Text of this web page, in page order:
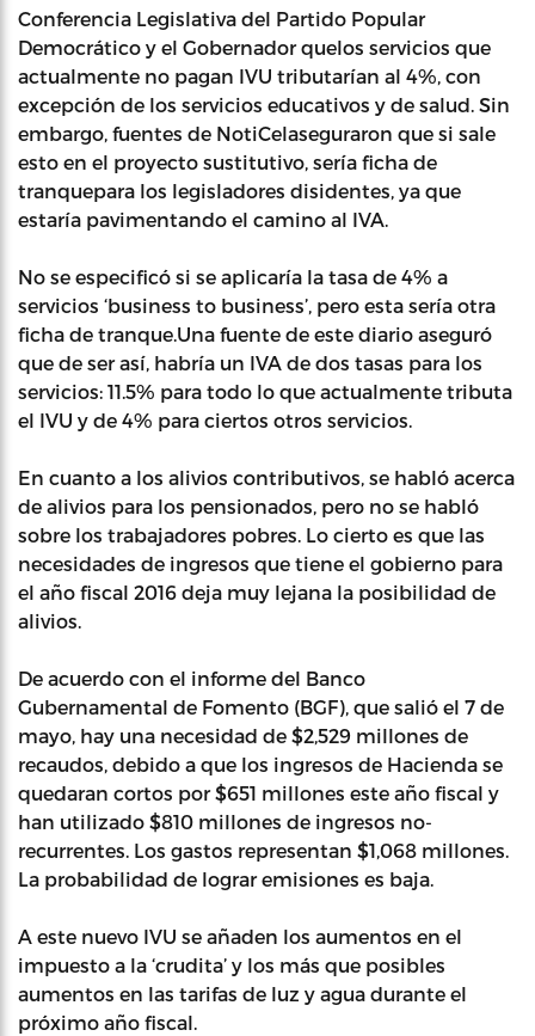
Conferencia Legislativa del Partido Popular
Democrático y el Gobernador quelos servicios que
actualmente no pagan IVU tributarían al 4%, con
excepción de los servicios educativos y de salud. Sin
embargo, fuentes de NotiCelaseguraron que si sale
esto en el proyecto sustitutivo, sería ficha de
tranquepara los legisladores disidentes, ya que
estaría pavimentando el camino al IVA.
No se especificó si se aplicaría la tasa de 4% a
servicios ‘business to business’, pero esta sería otra
ficha de tranque.Una fuente de este diario aseguró
que de ser así, habría un IVA de dos tasas para los
servicios: 11.5% para todo lo que actualmente tributa
el IVU y de 4% para ciertos otros servicios.
En cuanto a los alivios contributivos, se habló acerca
de alivios para los pensionados, pero no se habló
sobre los trabajadores pobres. Lo cierto es que las
necesidades de ingresos que tiene el gobierno para
el año fiscal 2016 deja muy lejana la posibilidad de
alivios.
De acuerdo con el informe del Banco
Gubernamental de Fomento (BGF), que salió el 7 de
mayo, hay una necesidad de $2,529 millones de
recaudos, debido a que los ingresos de Hacienda se
quedaran cortos por $651 millones este año fiscal y
han utilizado $810 millones de ingresos no-
recurrentes. Los gastos representan $1,068 millones.
La probabilidad de lograr emisiones es baja.
A este nuevo IVU se añaden los aumentos en el
impuesto a la ‘crudita’ y los más que posibles
aumentos en las tarifas de luz y agua durante el
próximo año fiscal.